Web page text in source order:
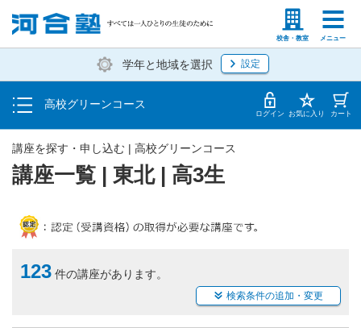
校舎・教室 メニュー
塾生の方 高等学校の先生
学年と地域を選択 設定
高校グリーンコース
学費の仕組み・支払方法
受講開始までの流れ
校舎・教室一覧 ログイン お気に入り カート
講座一覧 | 東北 | 高3生
講座を探す・申し込む | 高校グリーンコース
123 件の講座があります。
検索条件の追加・変更